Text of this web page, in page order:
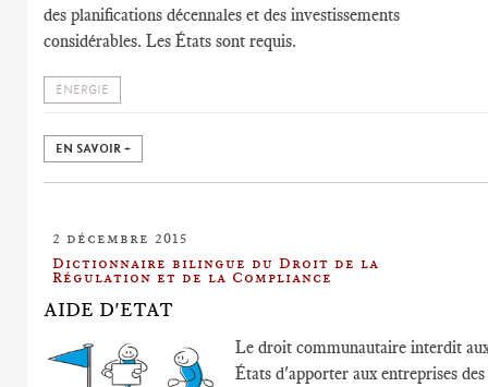
des planifications décennales et des investissements
considérables. Les États sont requis.
ÉNERGIE
EN SAVOIR +
2 décembre 2015
Dictionnaire bilingue du Droit de la
Régulation et de la Compliance
AIDE D'ETAT
Le droit communautaire interdit
États d'apporter aux entreprises des